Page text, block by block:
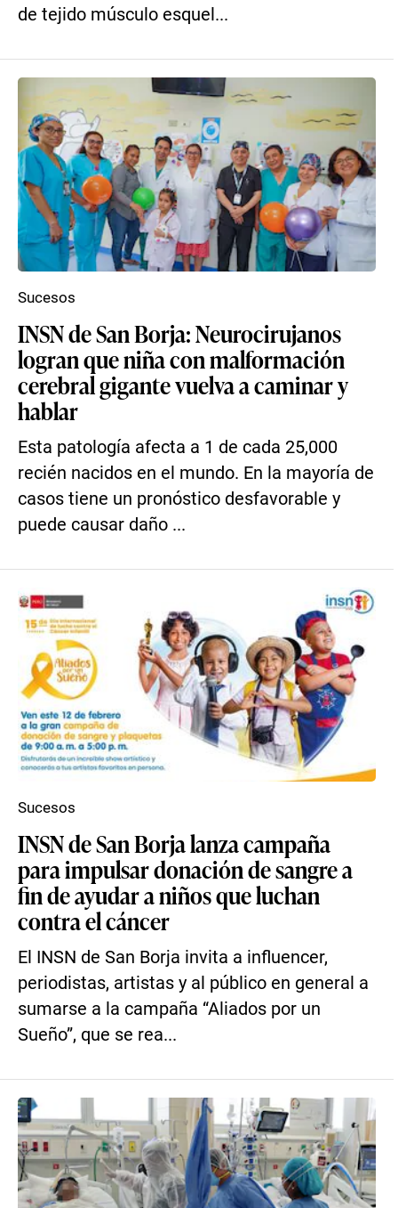
de tejido músculo esquel...
INSN de San Borja: Neurocirujanos
logran que niña con malformación
cerebral gigante vuelva a caminar y
hablar
Esta patología afecta a 1 de cada 25,000
recién nacidos en el mundo. En la mayoría de
casos tiene un pronóstico desfavorable y
puede causar daño ...
Sucesos
INSN de San Borja lanza campaña
para impulsar donación de sangre a
fin de ayudar a niños que luchan
contra el cáncer
El INSN de San Borja invita a influencer,
periodistas, artistas y al público en general a
sumarse a la campaña “Aliados por un
Sueño”, que se rea...
Sucesos